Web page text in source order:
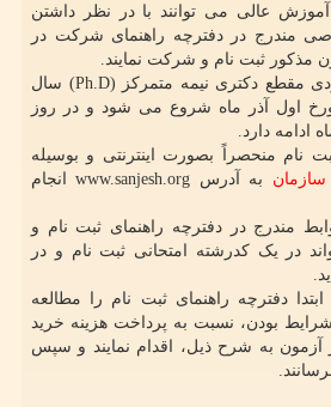
عالی می توانند با در نظر داشتن
مندرج در دفترچه راهنمای شرکت در
مذکور ثبت نام و شرکت نمایند.
ثبت نام برای آزمون ورودی مقطع دکتری نیمه متمرکز (Ph.D) سال
مورخ اول آذر ماه شروع می شود و در روز
ادامه دارد.
نام منحصراً بصورت اینترنتی و بوسیله
سازمان
به آدرس www.sanjesh.org انجام
مندرج در دفترچه راهنمای ثبت نام و
در یک کدرشته امتحانی ثبت نام و در
دفترچه راهنمای ثبت نام را مطالعه
بودن، نسبت به پرداخت هزینه خرید
آزمون به شرح ذیل، اقدام نمایند و سپس